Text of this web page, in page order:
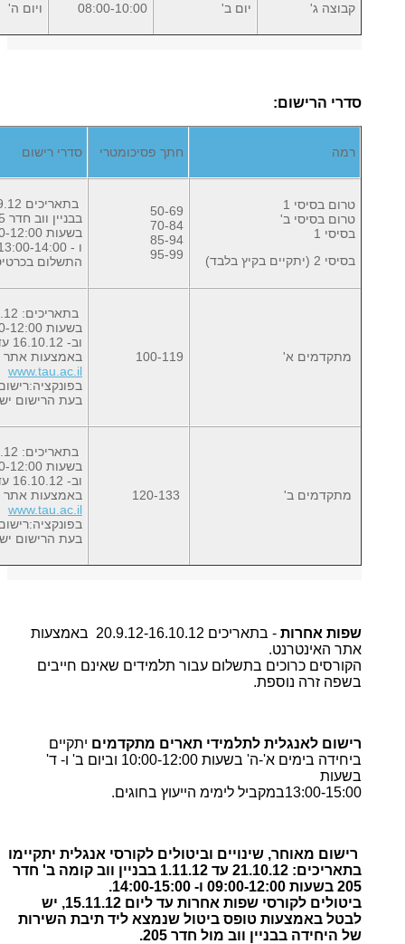
קבוצה ג' יום ב' 08:00-10:00 ויום ה'
סדרי הרישום:
רמה חתך פסיכומטרי סדרי רישום
טרום בסיסי 1
טרום בסיסי ב'
בסיסי 1
בסיסי 2 (יתקיים בקיץ בלבד)
50-69
70-84
85-94
95-99
בתאריכים 23-24.9.12
בבניין ווב חדר 205
בשעות 09:00-12:00
ו - 13:00-14:00
התשלום
מתקדמים א' 100-119
בתאריכים: 20.9-15.10.12
בשעות 08:00-12:00
וב- 16.10.12 עד לשעה 16:00
באמצעות אתר
www.tau.ac.il
בעת הרישום
מתקדמים ב'
בתאריכים: 20.9-15.10.12
בשעות 08:00-12:00
וב- 16.10.12 עד לשעה 16:00
באמצעות אתר
www.tau.ac.il
בעת הרישום
שפות אחרות -
בתאריכים 20.9.12-16.10.12 באמצעות
אתר האינטרנט.
הקורסים כרוכים בתשלום עבור תלמידים שאינם חייבים
בשפה זרה נוספת.
רישום לאנגלית לתלמידי תארים מתקדמים יתקיים
ביחידה בימים א'-ה' בשעות 10:00-12:00 וביום ב' ו- ד'
בשעות
13:00-15:00במקביל לימימ הייעוץ בחוגים.
רישום מאוחר, שינויים וביטולים לקורסי אנגלית יתקיימו
בתאריכים: 21.10.12 עד
1.11.12 בבניין ווב קומה ב' חדר
205 בשעות 09:00-12:00 ו- 14:00-15:00
.
ביטולים לקורסי שפות אחרות עד ליום 15.11.12, יש
לבטל באמצעות טופס ביטול שנמצא ליד תיבת השירות
של היחידה בבניין ווב מול חדר 205
.